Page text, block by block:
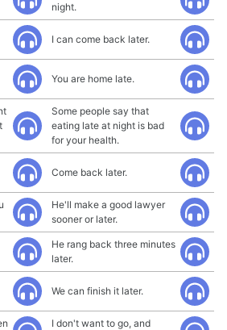
night.
I can come back later.
You are home late.
Some people say that
eating late at night is bad
for your health.
Come back later.
He'll make a good lawyer
sooner or later.
He rang back three minutes
later.
We can finish it later.
I don't want to go, and